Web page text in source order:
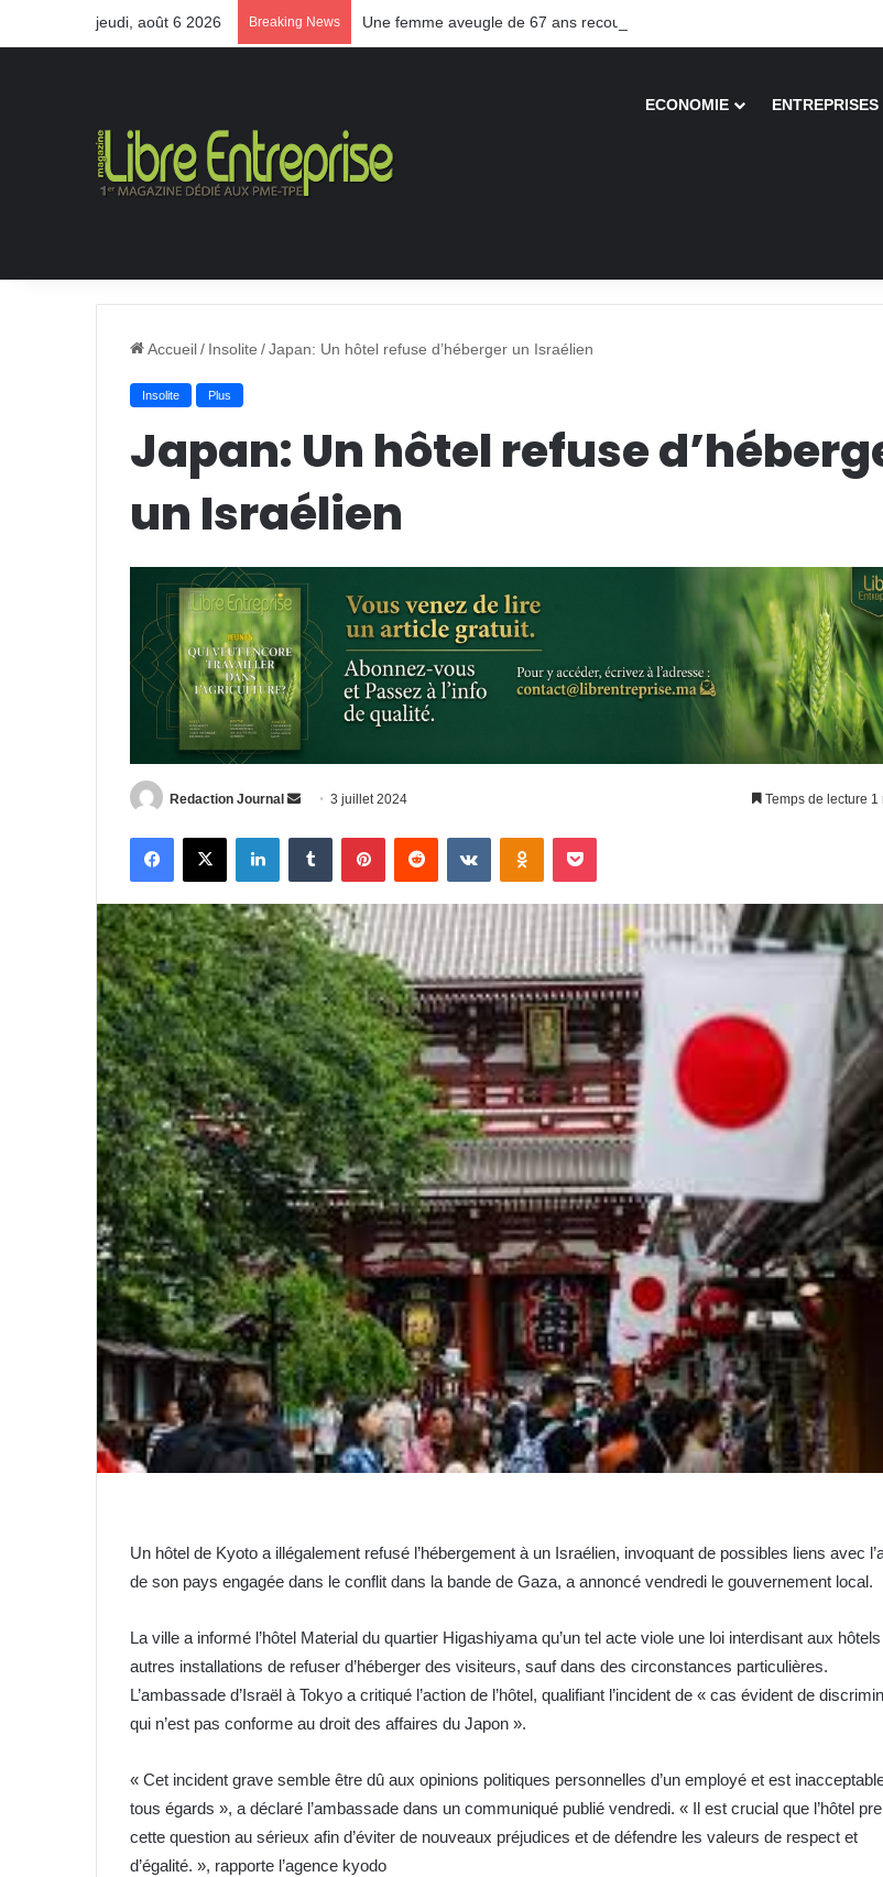
jeudi, août 6 2026 Breaking News Une femme aveugle de 67 ans recouvre la vue après une greffe inédite
ECONOMIE ENTREPRISES
Accueil/ Insolite /Japan: Un hôtel refuse d’héberger un Israélien
Insolite Plus
Japan: Un hôtel refuse
un Israélien
Redaction Journal
Envoyer
courriel
3 juillet 2024 Temps de lecture 1
Facebook
X LinkedinTumblr PinterestReddit VKontakteOdnoklassniki
Pocket
Un hôtel de Kyoto a illégalement refusé l’hébergement à un Israélien, invoquant de possibles liens avec
de son pays engagée dans le conflit dans la bande de Gaza, a annoncé vendredi le gouvernement local.
La ville a informé l’hôtel Material du quartier Higashiyama qu’un tel acte viole une loi interdisant aux
autres installations de refuser d’héberger des visiteurs, sauf dans des circonstances particulières.
L’ambassade d’Israël à Tokyo a critiqué l’action de l’hôtel, qualifiant l’incident de « cas évident de
qui n’est pas conforme au droit des affaires du Japon ».
« Cet incident grave semble être dû aux opinions politiques personnelles d’un employé et est
tous égards », a déclaré l’ambassade dans un communiqué publié vendredi. « Il est crucial que l’hôtel
cette question au sérieux afin d’éviter de nouveaux préjudices et de défendre les valeurs de respect et
d’égalité. », rapporte l’agence kyodo